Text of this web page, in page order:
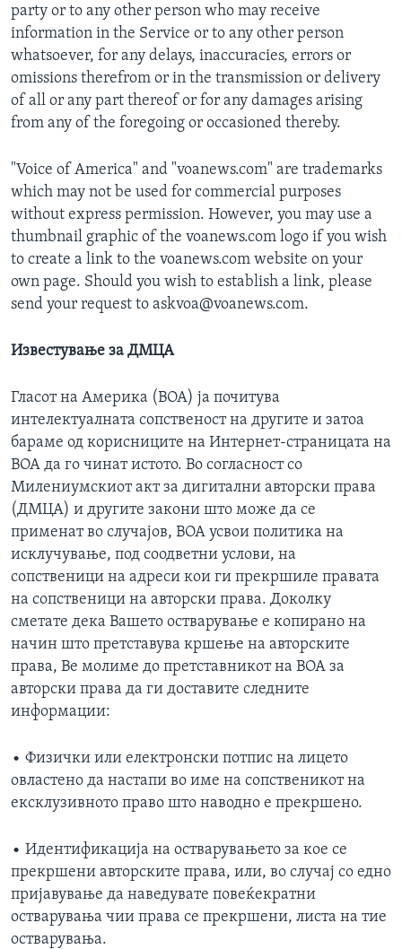
party or to any other person who may receive
information in the Service or to any other person
whatsoever, for any delays, inaccuracies, errors or
omissions therefrom or in the transmission or delivery
of all or any part thereof or for any damages arising
from any of the foregoing or occasioned thereby.
"Voice of America" and "voanews.com" are trademarks
which may not be used for commercial purposes
without express permission. However, you may use a
thumbnail graphic of the voanews.com logo if you wish
to create a link to the voanews.com website on your
own page. Should you wish to establish a link, please
send your request to askvoa@voanews.com.
Известување за ДМЦА
Гласот на Америка (ВОА) ја почитува
интелектуалната сопственост на другите и затоа
бараме од корисниците на Интернет-страницата на
ВОА да го чинат истото. Во согласност со
Милениумскиот акт за дигитални авторски права
(ДМЦА) и другите закони што може да се
применат во случајов, ВОА усвои политика на
исклучување, под соодветни услови, на
сопственици на адреси кои ги прекршиле правата
на сопственици на авторски права. Доколку
сметате дека Вашето остварување е копирано на
начин што претставува кршење на авторските
права, Ве молиме до претставникот на ВОА за
авторски права да ги доставите следните
информации:
• Физички или електронски потпис на лицето
овластено да настапи во име на сопственикот на
ексклузивното право што наводно е прекршено.
• Идентификација на остварувањето за кое се
прекршени авторските права, или, во случај со едно
пријавување да наведувате повеќекратни
остварувања чии права се прекршени, листа на тие
остварувања.